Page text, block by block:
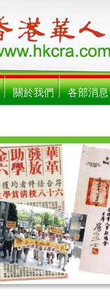
關於我們 各部消息